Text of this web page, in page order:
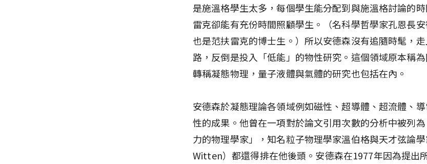
是施溫格學生太多，每個學生能分配到與施溫格討論的
雷克卻能有充份時間照顧學生。（名科學哲學家孔恩長
也是范扶雷克的博士生。）所以安德森沒有追隨時髦，
路，反倒是投入「低能」的物性研究。這個領域原本稱
轉稱凝態物理，量子液體與氣體的研究也包括在內。
安德森於凝態理論各領域例如磁性、超導體、超流體、
性的成果。他曾在一項對於論文引用次數的分析中被列
力的物理學家」，知名粒子物理學家溫伯格與天才弦論
Witten）都還得排在他後頭。安德森在1977年因為提出